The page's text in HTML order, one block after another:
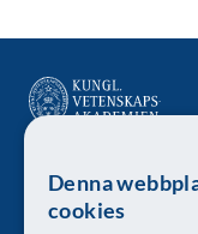
Kungl.
Denna
cookies